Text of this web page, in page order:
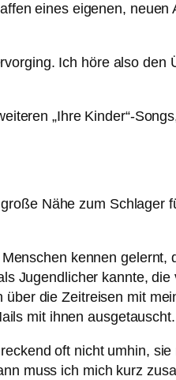
eines eigenen, neuen
Ich höre also den
„Ihre Kinder“-
Nähe zum Schlager
kennen gelernt,
Jugendlicher kannte, die
die Zeitreisen mit
mit ihnen ausgetauscht.
oft nicht umhin, sie
muss ich mich kurz